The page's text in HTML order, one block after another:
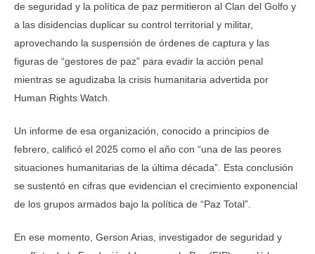
de seguridad y la política de paz permitieron al Clan del Golfo y
a las disidencias duplicar su control territorial y militar,
aprovechando la suspensión de órdenes de captura y las
figuras de “gestores de paz” para evadir la acción penal
mientras se agudizaba la crisis humanitaria advertida por
Human Rights Watch.
Un informe de esa organización, conocido a principios de
febrero, calificó el 2025 como el año con “una de las peores
situaciones humanitarias de la última década”. Esta conclusión
se sustentó en cifras que evidencian el crecimiento exponencial
de los grupos armados bajo la política de “Paz Total”.
En ese momento, Gerson Arias, investigador de seguridad y